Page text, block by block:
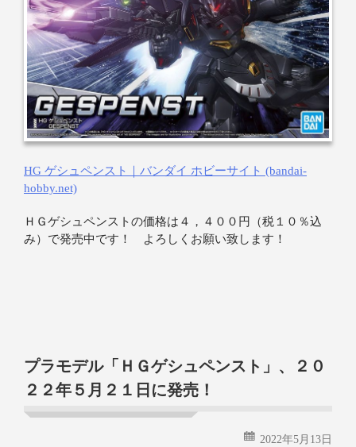
HG ゲシュペンスト｜バンダイ ホビーサイト (bandai-
hobby.net)
ＨＧゲシュペンストの価格は４，４００円（税１０％込
み）で発売中です！ よろしくお願い致します！
プラモデル「ＨＧゲシュペンスト」、２０
２２年５月２１日に発売！
2022年5月13日